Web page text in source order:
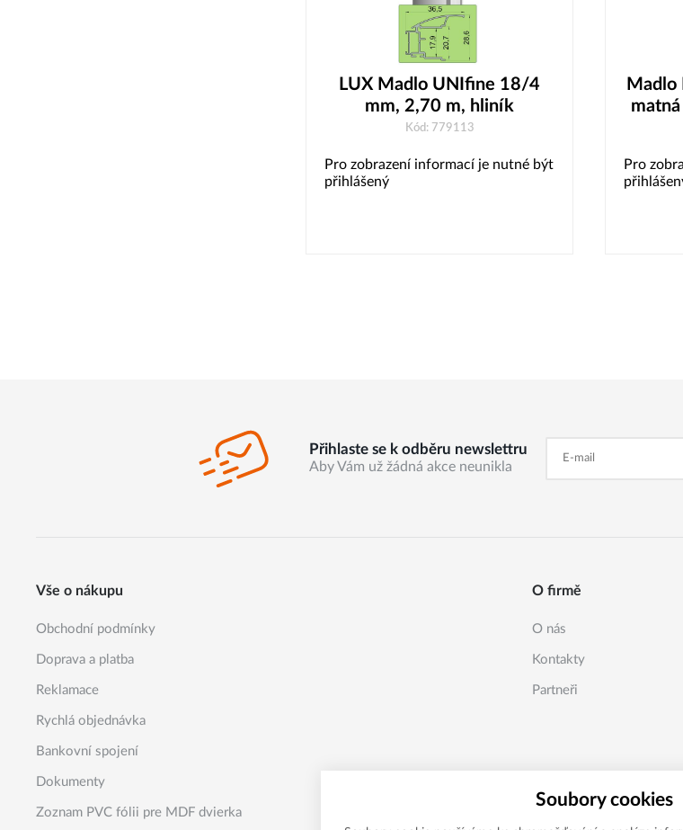
LUX Madlo UNIfine 18/4
mm, 2,70 m, hliník
Kód: 779113
Pro zobrazení informací je nutné být
přihlášený
Madlo
Pro
Přihlaste se k odběru newslettru
Aby Vám už žádná akce neunikla
Vše o nákupu
Obchodní podmínky
Doprava a platba
Reklamace
Rychlá objednávka
Bankovní spojení
Dokumenty
Zoznam PVC fólii pre MDF dvierka
O firmě
O nás
Kontakty
Partneři
Soubory cookies